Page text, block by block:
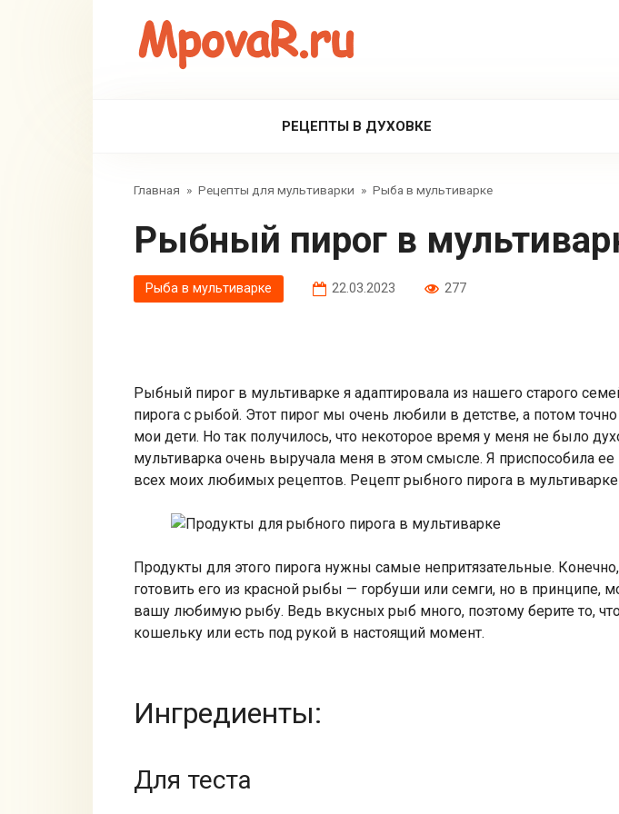
РЕЦЕПТЫ В ДУХОВКЕ
Главная » Рецепты для мультиварки » Рыба в мультиварке
Рыбный пирог в
Рыба в мультиварке 22.03.2023 277
Рыбный пирог в мультиварке я адаптировала из нашего старого
пирога с рыбой. Этот пирог мы очень любили в детстве, а потом
мои дети. Но так получилось, что некоторое время у меня не было
мультиварка очень выручала меня в этом смысле. Я приспособила
всех моих любимых рецептов. Рецепт рыбного пирога в мультиварке
Продукты для этого пирога нужны самые непритязательные.
готовить его из красной рыбы — горбуши или семги, но в принципе,
вашу любимую рыбу. Ведь вкусных рыб много, поэтому берите то,
кошельку или есть под рукой в настоящий момент.
Ингредиенты:
Для теста